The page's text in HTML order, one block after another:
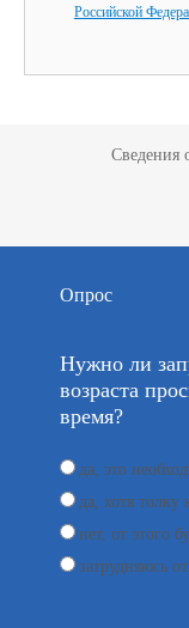
Российской
Сведения
Опрос
Нужно ли
возраста
время?
да, это
да, хотя толку
нет, от этого
затрудняюсь